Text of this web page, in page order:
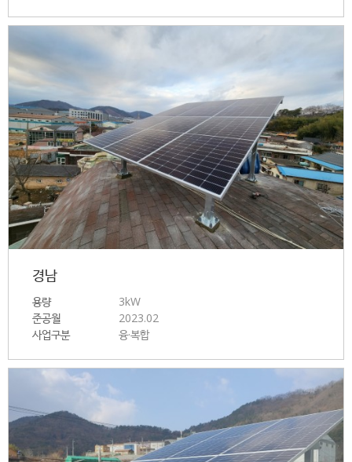
경남
용량
3kW
준공월
2023.02
사업구분
융·복합